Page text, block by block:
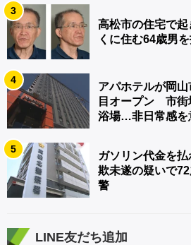
3
高松市の住宅で
くに住む64歳男
4
アパホテルが岡
目オープン 市街
浴場…非日常感を
5
ガソリン代金を
欺未遂の疑いで
警
LINE友だち追加